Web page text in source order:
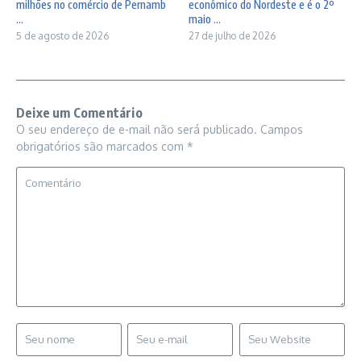
milhões no comércio de Pernamb
...
5 de agosto de 2026
econômico do Nordeste e é o 2º
maio ...
27 de julho de 2026
Deixe um Comentário
O seu endereço de e-mail não será publicado. Campos
obrigatórios são marcados com *